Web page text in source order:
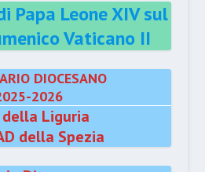
Papa Leone XIV sul
Vaticano II
DIOCESANO
2026
della Liguria
della Spezia